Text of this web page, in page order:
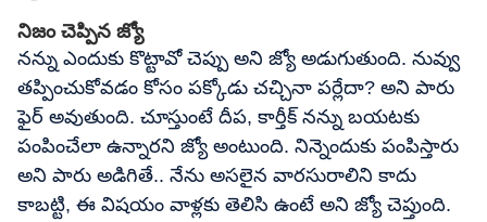
నిజం చెప్పిన జ్యో
నన్ను ఎందుకు కొట్టావో చెప్పు అని జ్యో అడుగుతుంది. నువ్వు
తప్పించుకోవడం కోసం పక్కోడు చచ్చినా పర్లేదా? అని పారు
ఫైర్ అవుతుంది. చూస్తుంటే దీప, కార్తీక్ నన్ను బయటకు
పంపించేలా ఉన్నారని జ్యో అంటుంది. నిన్నెందుకు పంపిస్తారు
అని పారు అడిగితే.. నేను అసలైన వారసురాలిని కాదు
కాబట్టి, ఈ విషయం వాళ్లకు తెలిసి ఉంటే అని జ్యో చెప్తుంది.